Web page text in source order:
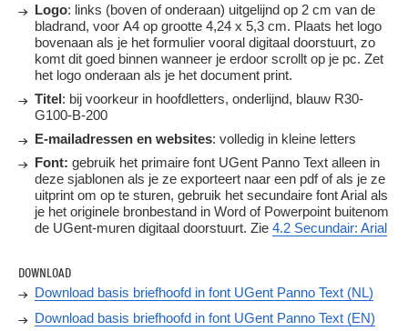
Logo: links (boven of onderaan) uitgelijnd op 2 cm van de
bladrand, voor A4 op grootte 4,24 x 5,3 cm. Plaats het logo
bovenaan als je het formulier vooral digitaal doorstuurt, zo
komt dit goed binnen wanneer je erdoor scrollt op je pc. Zet
het logo onderaan als je het document print.
Titel: bij voorkeur in hoofdletters, onderlijnd, blauw R30-
G100-B-200
E-mailadressen en websites: volledig in kleine letters
Font: gebruik het primaire font UGent Panno Text alleen in
deze sjablonen als je ze exporteert naar een pdf of als je ze
uitprint om op te sturen, gebruik het secundaire font Arial als
je het originele bronbestand in Word of Powerpoint buitenom
de UGent-muren digitaal doorstuurt. Zie 4.2 Secundair: Arial
DOWNLOAD
Download basis briefhoofd in font UGent Panno Text (NL)
Download basis briefhoofd in font UGent Panno Text (EN)